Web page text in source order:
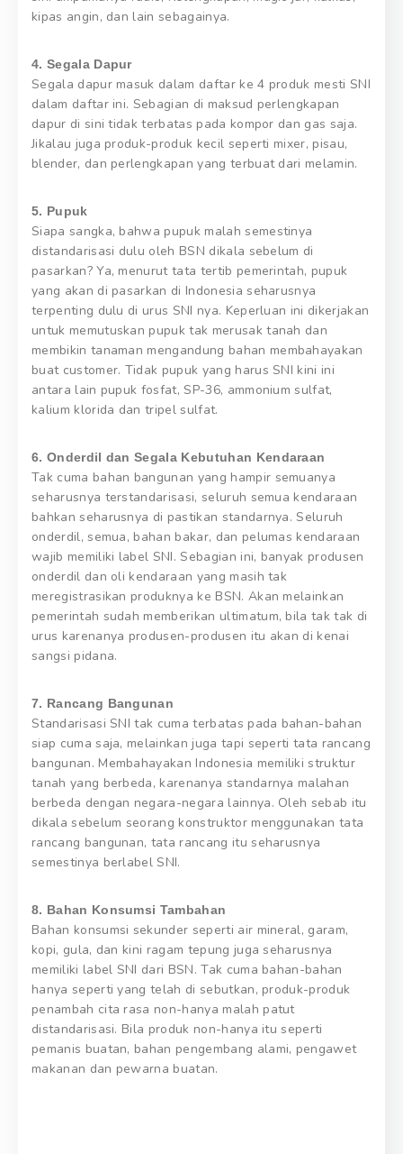
kipas angin, dan lain sebagainya.
4. Segala Dapur
Segala dapur masuk dalam daftar ke 4 produk mesti SNI
dalam daftar ini. Sebagian di maksud perlengkapan
dapur di sini tidak terbatas pada kompor dan gas saja.
Jikalau juga produk-produk kecil seperti mixer, pisau,
blender, dan perlengkapan yang terbuat dari melamin.
5. Pupuk
Siapa sangka, bahwa pupuk malah semestinya
distandarisasi dulu oleh BSN dikala sebelum di
pasarkan? Ya, menurut tata tertib pemerintah, pupuk
yang akan di pasarkan di Indonesia seharusnya
terpenting dulu di urus SNI nya. Keperluan ini dikerjakan
untuk memutuskan pupuk tak merusak tanah dan
membikin tanaman mengandung bahan membahayakan
buat customer. Tidak pupuk yang harus SNI kini ini
antara lain pupuk fosfat, SP-36, ammonium sulfat,
kalium klorida dan tripel sulfat.
6. Onderdil dan Segala Kebutuhan Kendaraan
Tak cuma bahan bangunan yang hampir semuanya
seharusnya terstandarisasi, seluruh semua kendaraan
bahkan seharusnya di pastikan standarnya. Seluruh
onderdil, semua, bahan bakar, dan pelumas kendaraan
wajib memiliki label SNI. Sebagian ini, banyak produsen
onderdil dan oli kendaraan yang masih tak
meregistrasikan produknya ke BSN. Akan melainkan
pemerintah sudah memberikan ultimatum, bila tak tak di
urus karenanya produsen-produsen itu akan di kenai
sangsi pidana.
7. Rancang Bangunan
Standarisasi SNI tak cuma terbatas pada bahan-bahan
siap cuma saja, melainkan juga tapi seperti tata rancang
bangunan. Membahayakan Indonesia memiliki struktur
tanah yang berbeda, karenanya standarnya malahan
berbeda dengan negara-negara lainnya. Oleh sebab itu
dikala sebelum seorang konstruktor menggunakan tata
rancang bangunan, tata rancang itu seharusnya
semestinya berlabel SNI.
8. Bahan Konsumsi Tambahan
Bahan konsumsi sekunder seperti air mineral, garam,
kopi, gula, dan kini ragam tepung juga seharusnya
memiliki label SNI dari BSN. Tak cuma bahan-bahan
hanya seperti yang telah di sebutkan, produk-produk
penambah cita rasa non-hanya malah patut
distandarisasi. Bila produk non-hanya itu seperti
pemanis buatan, bahan pengembang alami, pengawet
makanan dan pewarna buatan.